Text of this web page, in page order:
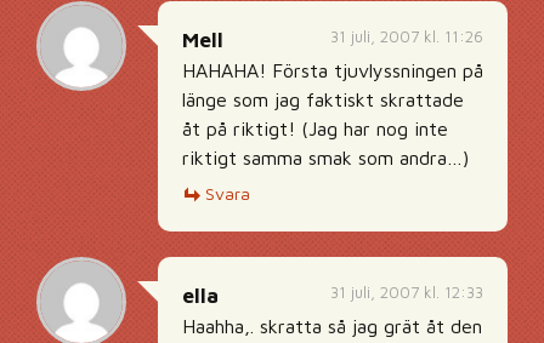
31 juli, 2007 kl. 11:26
Mell
HAHAHA! Första tjuvlyssningen på
länge som jag faktiskt skrattade
åt på riktigt! (Jag har nog inte
riktigt samma smak som andra…)
Svara
31 juli, 2007 kl. 12:33
ella
Haahha,. skratta så jag grät åt den